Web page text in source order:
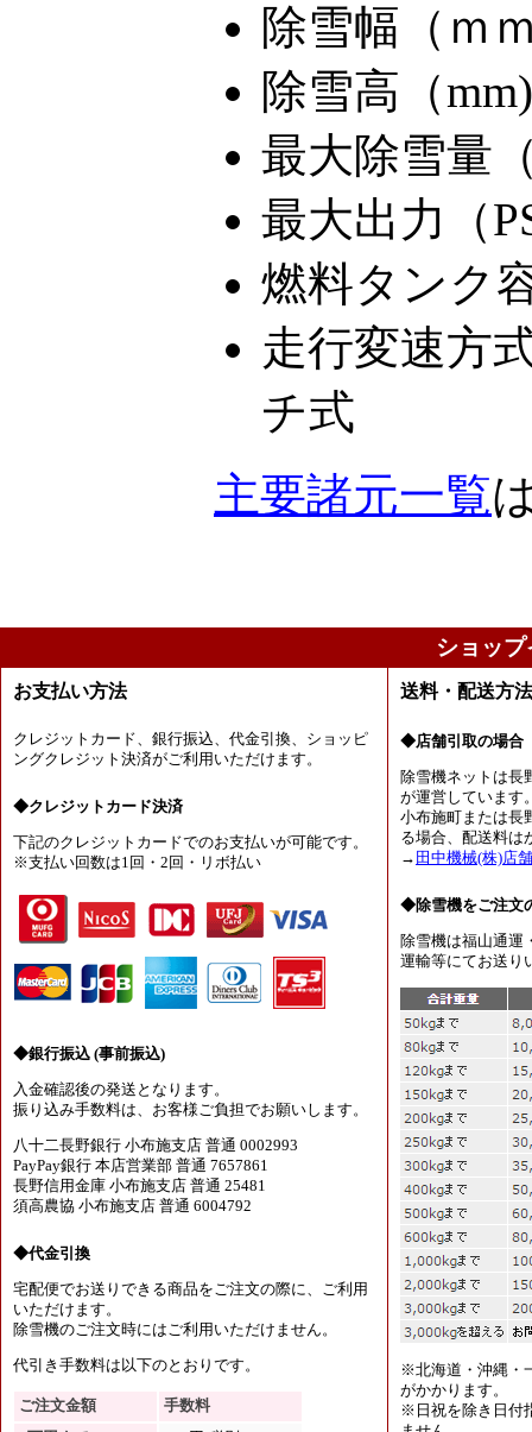
除雪幅（ｍ
除雪高（
最大除雪量
最大出力（
燃料タンク
走行変速方
チ式
主要諸元一覧
ショッ
お支払い方法
クレジットカード、銀行振込、代金引換、ショッピ
ングクレジット決済がご利用いただけます。
◆クレジットカード決済
下記のクレジットカードでのお支払いが可能です。
※支払い回数は1回・2回・リボ払い
◆銀行振込 (事前振込)
入金確認後の発送となります。
振り込み手数料は、お客様ご負担でお願いします。
八十二長野銀行 小布施支店 普通 0002993
PayPay銀行 本店営業部 普通 7657861
長野信用金庫 小布施支店 普通 25481
須高農協 小布施支店 普通 6004792
◆代金引換
宅配便でお送りできる商品をご注文の際に、ご利用
いただけます。
除雪機のご注文時にはご利用いただけません。
代引き手数料は以下のとおりです。
ご注文金額
手数料
送料・配送方
◆店舗引取の場合
除雪機ネットは長
が運営しています
小布施町または長
る場合、配送料は
→ 田中機械(株)店
◆除雪機をご注文
除雪機は福山通運
運輸等にてお送り
※北海道・沖縄・
がかかります。
※日祝を除き日付